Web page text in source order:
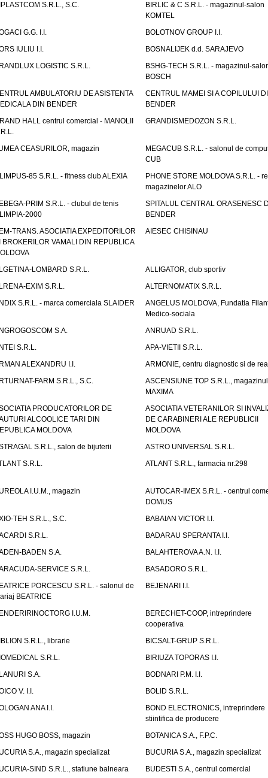
S.R.L., S.C.
BIRLIC & C S.R.L. - magazinul-salon
KOMTEL
G.G. I.I.
BOLOTNOV GROUP I.I.
IULIU I.I.
BOSNALIJEK d.d. SARAJEVO
LOGISTIC S.R.L.
BSHG-TECH S.R.L. - magazinul-
BOSCH
AMBULATORIU DE ASISTENTA
DIN BENDER
CENTRUL MAMEI SI A COPILULUI
BENDER
HALL centrul comercial - MANOLII
GRANDISMEDOZON S.R.L.
CEASURILOR, magazin
MEGACUB S.R.L. - salonul de
CUB
85 S.R.L. - fitness club ALEXIA
PHONE STORE MOLDOVA S.R.L. -
magazinelor ALO
PRIM S.R.L. - clubul de tenis
2000
SPITALUL CENTRAL ORASENESC
BENDER
TRANS. ASOCIATIA EXPEDITORILOR
BROKERILOR VAMALI DIN REPUBLICA
AIESEC CHISINAU
LOMBARD S.R.L.
ALLIGATOR, club sportiv
EXIM S.R.L.
ALTERNOMATIX S.R.L.
S.R.L. - marca comerciala SLAIDER
ANGELUS MOLDOVA, Fundatia
Medico-sociala
S.A.
ANRUAD S.R.L.
S.R.L.
APA-VIETII S.R.L.
ALEXANDRU I.I.
ARMONIE, centru diagnostic si de
FARM S.R.L., S.C.
ASCENSIUNE TOP S.R.L., magazinul
MAXIMA
PRODUCATORILOR DE
ALCOOLICE TARI DIN
MOLDOVA
ASOCIATIA VETERANILOR SI
DE CARABINERI ALE REPUBLICII
MOLDOVA
S.R.L., salon de bijuterii
ASTRO UNIVERSAL S.R.L.
S.R.L.
ATLANT S.R.L., farmacia nr.298
I.U.M., magazin
AUTOCAR-IMEX S.R.L. - centrul
DOMUS
TEH S.R.L., S.C.
BABAIAN VICTOR I.I.
S.R.L.
BADARAU SPERANTA I.I.
BADEN S.A.
BALAHTEROVA A.N. I.I.
SERVICE S.R.L.
BASADORO S.R.L.
PORCESCU S.R.L. - salonul de
BEATRICE
BEJENARI I.I.
I.U.M.
BERECHET-COOP, intreprindere
cooperativa
S.R.L., librarie
BICSALT-GRUP S.R.L.
S.R.L.
BIRIUZA TOPORAS I.I.
S.A.
BODNARI P.M. I.I.
V. I.I.
BOLID S.R.L.
ANA I.I.
BOND ELECTRONICS, intreprindere
stiintifica de producere
HUGO BOSS, magazin
BOTANICA S.A., F.P.C.
S.A., magazin specializat
BUCURIA S.A., magazin specializat
SIND S.R.L., statiune balneara
BUDESTI S.A., centrul comercial